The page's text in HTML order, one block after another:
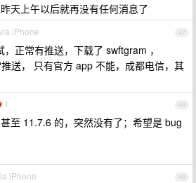
天上午以后就再没有任何消息了
47
iPhone
正常有推送，下载了 swftgram ，
送， 只有官方 app 不能，成都电信，其
48
1
至 11.7.6 的，突然没有了；希望是 bug
49
iPhone